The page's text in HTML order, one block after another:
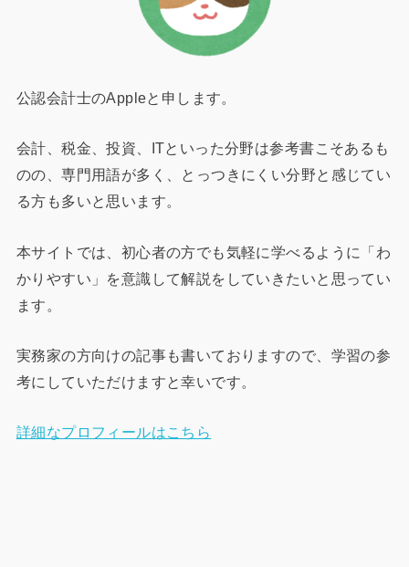
公認会計士のAppleと申します。
会計、税金、投資、ITといった分野は参考書こそあるも
のの、専門用語が多く、とっつきにくい分野と感じてい
る方も多いと思います。
本サイトでは、初心者の方でも気軽に学べるように「わ
かりやすい」を意識して解説をしていきたいと思ってい
ます。
実務家の方向けの記事も書いておりますので、学習の参
考にしていただけますと幸いです。
詳細なプロフィールはこちら